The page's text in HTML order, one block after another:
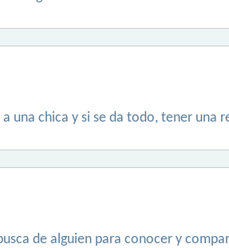
una chica y si se da todo, tener una
de alguien para conocer y